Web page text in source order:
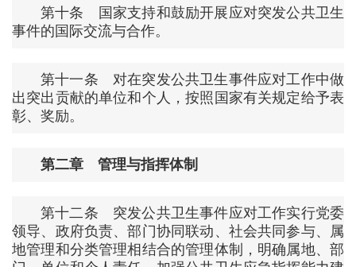
第十条 国家支持和鼓励开展应对突发公共卫生
事件的国际交流与合作。
第十一条 对在突发公共卫生事件应对工作中做
出突出贡献的单位和个人，按照国家有关规定给予表
彰、奖励。
第二章 管理与指挥体制
第十二条 突发公共卫生事件应对工作实行党委
领导、政府负责、部门协同联动、社会共同参与、属
地管理和分类管理相结合的管理体制，明确属地、部